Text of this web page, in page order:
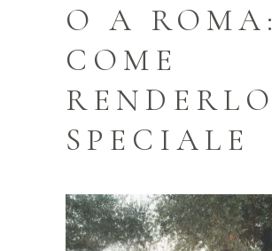
O A ROMA:
COME
RENDERLO
SPECIALE